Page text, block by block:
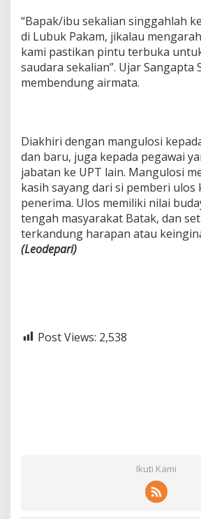
“Bapak/ibu sekalian singgahlah
di Lubuk Pakam, jikalau
kami pastikan pintu terbuka
saudara sekalian”. Ujar
membendung airmata.
Diakhiri dengan mangulosi
dan baru, juga kepada pegawai
jabatan ke UPT lain. Mangulosi
kasih sayang dari si pemberi ulos
penerima. Ulos memiliki nilai
tengah masyarakat Batak, dan
terkandung harapan atau
(Leodepari)
Post Views: 2,538
Ikuti Kami